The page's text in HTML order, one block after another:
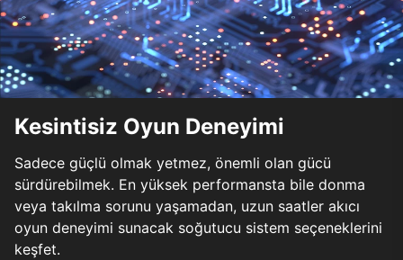
Kesintisiz Oyun Deneyimi
Sadece güçlü olmak yetmez, önemli olan gücü
sürdürebilmek. En yüksek performansta bile donma
veya takılma sorunu yaşamadan, uzun saatler akıcı
oyun deneyimi sunacak soğutucu sistem seçeneklerini
keşfet.